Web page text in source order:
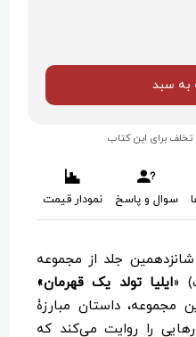
به سبد
برای این کتاب
سوال و پاسخ نمودار قیمت
شانزدهمین جلد از مجموعه
«ایلیا تولد یک قهرمان»
داستان مبارزۀ
را روایت می‌کند که